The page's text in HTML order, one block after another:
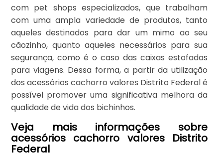
com pet shops especializados, que trabalham
com uma ampla variedade de produtos, tanto
aqueles destinados para dar um mimo ao seu
cãozinho, quanto aqueles necessários para sua
segurança, como é o caso das caixas estofadas
para viagens. Dessa forma, a partir da utilização
dos acessórios cachorro valores Distrito Federal é
possível promover uma significativa melhora da
qualidade de vida dos bichinhos.
Veja mais informações sobre
acessórios cachorro valores Distrito
Federal